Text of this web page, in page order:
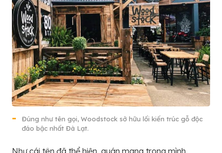
Đúng như tên gọi, Woodstock sở hữu lối kiến trúc gỗ độc
đáo bậc nhất Đà Lạt.